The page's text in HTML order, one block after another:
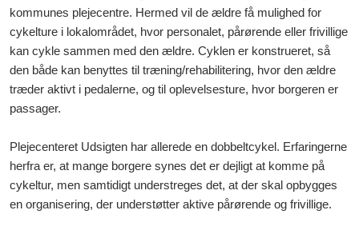
kommunes plejecentre. Hermed vil de ældre få mulighed for
cykelture i lokalområdet, hvor personalet, pårørende eller frivillige
kan cykle sammen med den ældre. Cyklen er konstrueret, så
den både kan benyttes til træning/rehabilitering, hvor den ældre
træder aktivt i pedalerne, og til oplevelsesture, hvor borgeren er
passager.
Plejecenteret Udsigten har allerede en dobbeltcykel. Erfaringerne
herfra er, at mange borgere synes det er dejligt at komme på
cykeltur, men samtidigt understreges det, at der skal opbygges
en organisering, der understøtter aktive pårørende og frivillige.